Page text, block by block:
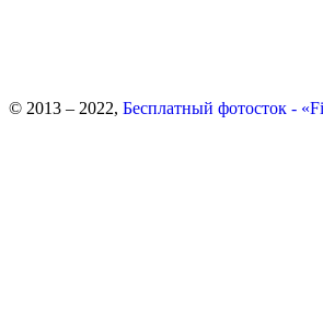
© 2013 – 2022, Бесплатный фотосток -